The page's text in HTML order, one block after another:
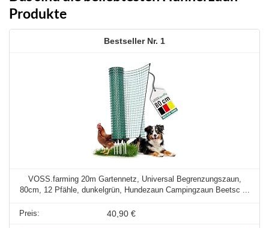
Produkte
1
VOSS.farming 20m Gartennetz, Universal Begrenzungszaun,
80cm, 12 Pfähle, dunkelgrün, Hundezaun Campingzaun Beetsc ...
40,90 €